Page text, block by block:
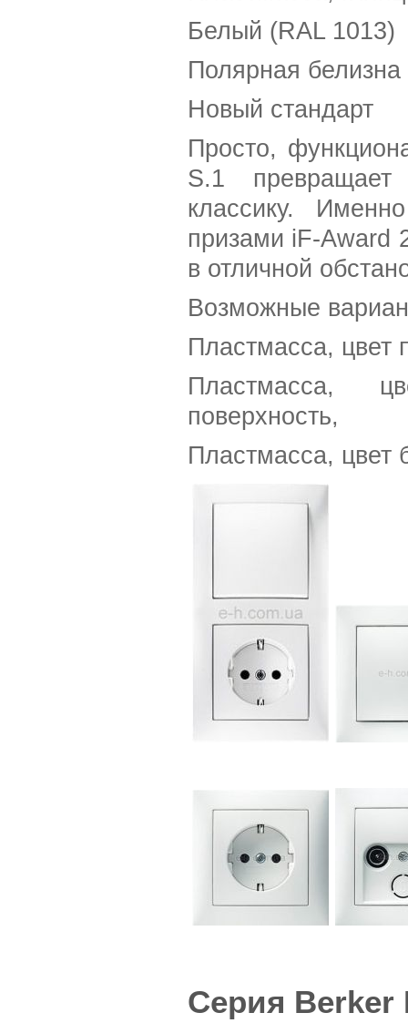
Белый (RAL 1013)
Полярная
Новый стандарт
Просто,
S.1
классику.
призами iF-Award
в отличной
Возможные
Пластмасса, цвет
Пластмасса,
поверхность,
Пластмасса, цвет
Серия Berker